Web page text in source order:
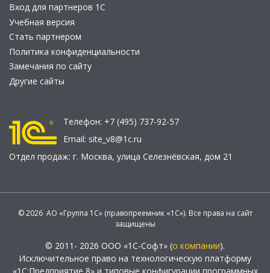
Вход для партнеров 1С
Учебная версия
Стать партнером
Политика конфиденциальности
Замечания по сайту
Другие сайты
Телефон: +7 (495) 737-92-57
Email: site_v8@1c.ru
Отдел продаж: г. Москва, улица Селезнёвская, дом 21
© 2026 АО «Группа 1С» (правопреемник «1С»). Все права на сайт
защищены
© 2011- 2026 ООО «1С-Софт» (о компании).
Исключительное право на технологическую платформу